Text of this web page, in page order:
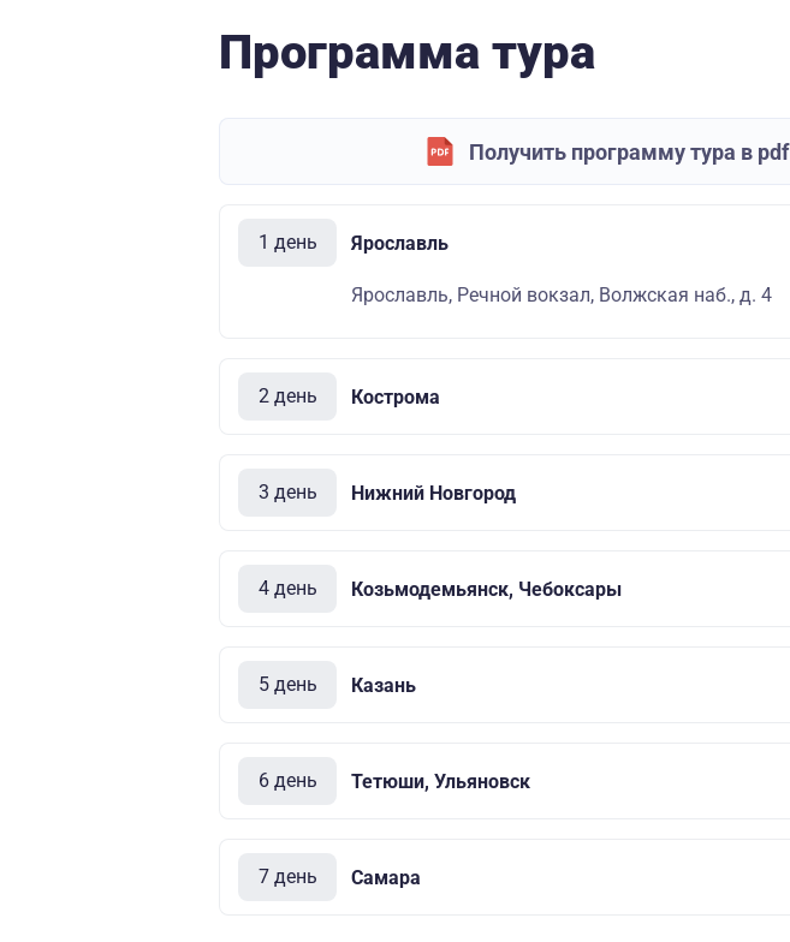
Программа тура
Получить программу тура в pdf
1 день Ярославль
Ярославль, Речной вокзал, Волжская наб., д. 4
2 день Кострома
3 день Нижний Новгород
4 день Козьмодемьянск, Чебоксары
5 день Казань
6 день Тетюши, Ульяновск
7 день Самара